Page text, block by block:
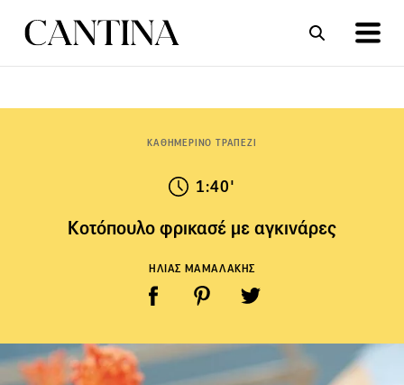
ΚΑΘΗΜΕΡΙΝΟ ΤΡΑΠΕΖΙ
1:40'
Κοτόπουλο φρικασέ με αγκινάρες
ΗΛΙΑΣ ΜΑΜΑΛΑΚΗΣ